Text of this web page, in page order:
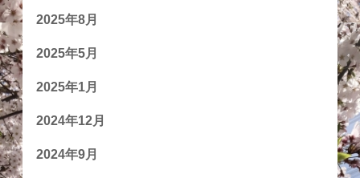
2025年8月
2025年5月
2025年1月
2024年12月
2024年9月